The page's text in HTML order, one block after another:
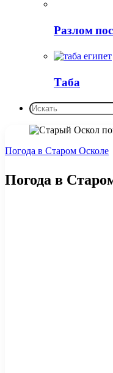
Разлом
Таба
Погода в Старом Осколе
Погода в